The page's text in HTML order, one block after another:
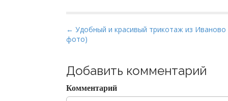
P
o
t
n
a
← Удобный и красивый трикотаж из Иваново
фото)
Добавить комментарий
Комментарий